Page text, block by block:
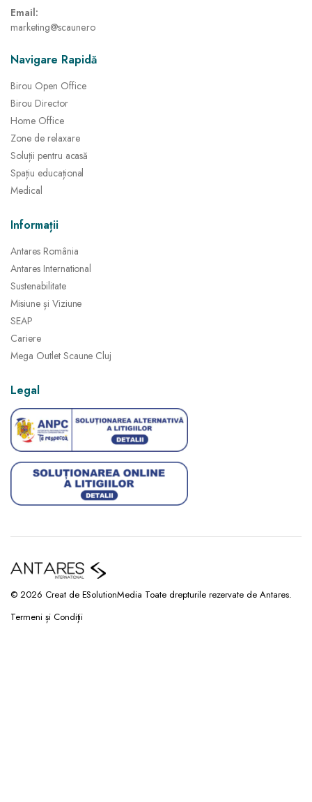
Email:
marketing@scaune.ro
Navigare Rapidă
Birou Open Office
Birou Director
Home Office
Zone de relaxare
Soluții pentru acasă
Spațiu educațional
Medical
Informații
Antares România
Antares International
Sustenabilitate
Misiune și Viziune
SEAP
Cariere
Mega Outlet Scaune Cluj
Legal
© 2026 Creat de ESolutionMedia Toate drepturile rezervate de Antares.
Termeni și Condiții